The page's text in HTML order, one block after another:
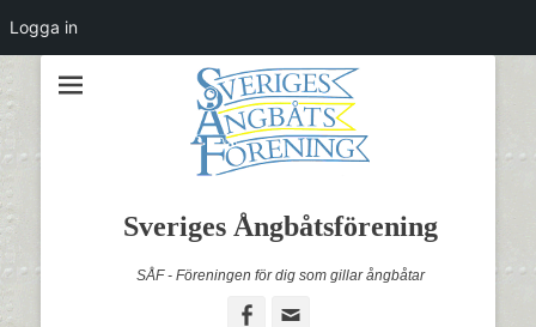
Sveriges Ångbåtsförening
SÅF - Föreningen för dig som gillar ångbåtar
Facebook
Logga in